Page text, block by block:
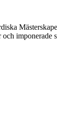
imponerade